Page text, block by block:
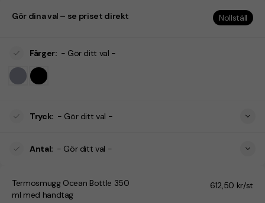
Gör dina val – se priset direkt Nollställ
Färger: - Gör ditt val -
Tryck: - Gör ditt val -
Antal: - Gör ditt val -
Termosmugg Ocean Bottle 350
ml med handtag
612,50 kr/st